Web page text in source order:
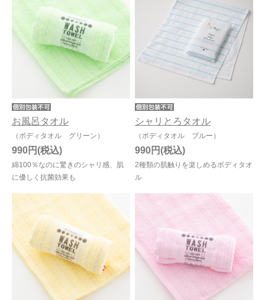
International Shipping
今治タオルについて
当サイトについて
会員サービス
店舗リスト
規約
大量購入・法人向けの購入の方は
お問い合わせ
お風呂タオル
（ボディタオル グリーン）
綿100％なのに驚きのシャリ感、肌
に優しく抗菌効果も
990円
シャリとろタオル
（ボディタオル ブルー）
2種類の肌触りを楽しめるボディタオ
ル
990円